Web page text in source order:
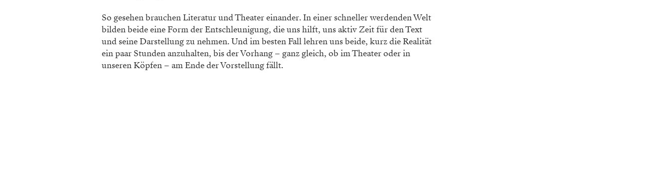
So gesehen brauchen Literatur und Theater einander. Ineiner schneller werdenden Welt
bilden beide eine Form derEntschleunigung, die uns hilft, uns aktiv Zeit für den Text
und seine Darstellung zu nehmen. Und im besten Fall lehrenuns beide, kurz die Realität
ein paar Stunden anzuhalten, bisder Vorhang – ganz gleich, ob im Theater oder in
unserenKöpfen – am Ende der Vorstellung fällt.